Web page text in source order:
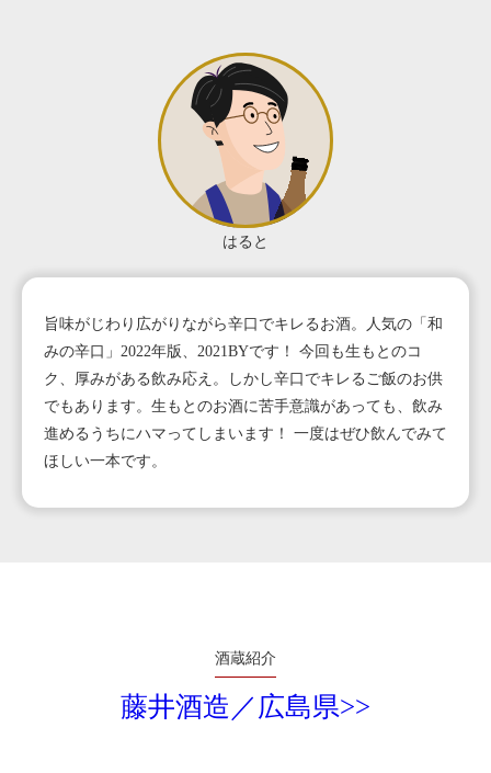
はると
旨味がじわり広がりながら辛口でキレるお酒。人気の「和
みの辛口」2022年版、2021BYです！ 今回も生もとのコ
ク、厚みがある飲み応え。しかし辛口でキレるご飯のお供
でもあります。生もとのお酒に苦手意識があっても、飲み
進めるうちにハマってしまいます！ 一度はぜひ飲んでみて
ほしい一本です。
酒蔵紹介
藤井酒造／広島県>>